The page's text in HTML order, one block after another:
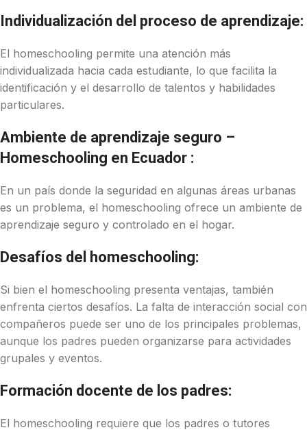
Individualización del proceso de aprendizaje:
El homeschooling permite una atención más
individualizada hacia cada estudiante, lo que facilita la
identificación y el desarrollo de talentos y habilidades
particulares.
Ambiente de aprendizaje seguro –
Homeschooling en Ecuador :
En un país donde la seguridad en algunas áreas urbanas
es un problema, el homeschooling ofrece un ambiente de
aprendizaje seguro y controlado en el hogar.
Desafíos del homeschooling:
Si bien el homeschooling presenta ventajas, también
enfrenta ciertos desafíos. La falta de interacción social con
compañeros puede ser uno de los principales problemas,
aunque los padres pueden organizarse para actividades
grupales y eventos.
Formación docente de los padres:
El homeschooling requiere que los padres o tutores